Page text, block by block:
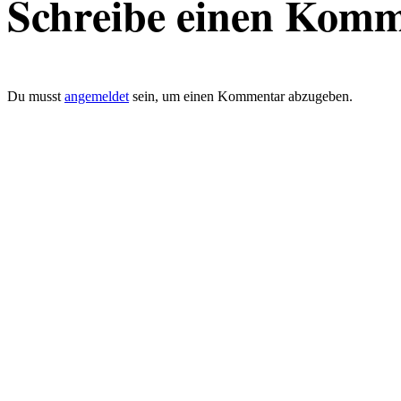
Schreibe einen
Du musst angemeldet sein, um einen Kommentar abzugeben.